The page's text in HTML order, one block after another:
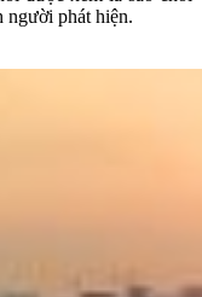
người phát hiện.